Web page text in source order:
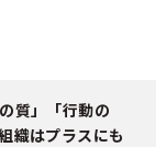
質」「行動の
織はプラスにも